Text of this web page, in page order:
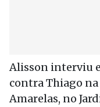
Alisson interviu
contra Thiago
Amarelas, no